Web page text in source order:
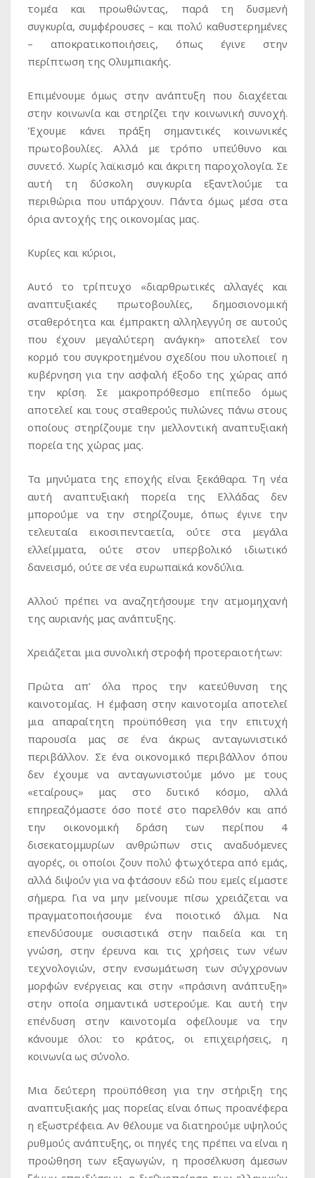
τομέα και προωθώντας, παρά τη δυσμενή
συγκυρία, συμφέρουσες – και πολύ καθυστερημένες
– αποκρατικοποιήσεις, όπως έγινε στην
περίπτωση της Ολυμπιακής.
Επιμένουμε όμως στην ανάπτυξη που διαχέεται
στην κοινωνία και στηρίζει την κοινωνική συνοχή.
Έχουμε κάνει πράξη σημαντικές κοινωνικές
πρωτοβουλίες. Αλλά με τρόπο υπεύθυνο και
συνετό. Χωρίς λαϊκισμό και άκριτη παροχολογία. Σε
αυτή τη δύσκολη συγκυρία εξαντλούμε τα
περιθώρια που υπάρχουν. Πάντα όμως μέσα στα
όρια αντοχής της οικονομίας μας.
Κυρίες και κύριοι,
Αυτό το τρίπτυχο «διαρθρωτικές αλλαγές και
αναπτυξιακές πρωτοβουλίες, δημοσιονομική
σταθερότητα και έμπρακτη αλληλεγγύη σε αυτούς
που έχουν μεγαλύτερη ανάγκη» αποτελεί τον
κορμό του συγκροτημένου σχεδίου που υλοποιεί η
κυβέρνηση για την ασφαλή έξοδο της χώρας από
την κρίση. Σε μακροπρόθεσμο επίπεδο όμως
αποτελεί και τους σταθερούς πυλώνες πάνω στους
οποίους στηρίζουμε την μελλοντική αναπτυξιακή
πορεία της χώρας μας.
Τα μηνύματα της εποχής είναι ξεκάθαρα. Τη νέα
αυτή αναπτυξιακή πορεία της Ελλάδας δεν
μπορούμε να την στηρίζουμε, όπως έγινε την
τελευταία εικοσιπενταετία, ούτε στα μεγάλα
ελλείμματα, ούτε στον υπερβολικό ιδιωτικό
δανεισμό, ούτε σε νέα ευρωπαϊκά κονδύλια.
Αλλού πρέπει να αναζητήσουμε την ατμομηχανή
της αυριανής μας ανάπτυξης.
Χρειάζεται μια συνολική στροφή προτεραιοτήτων:
Πρώτα απ’ όλα προς την κατεύθυνση της
καινοτομίας. Η έμφαση στην καινοτομία αποτελεί
μια απαραίτητη προϋπόθεση για την επιτυχή
παρουσία μας σε ένα άκρως ανταγωνιστικό
περιβάλλον. Σε ένα οικονομικό περιβάλλον όπου
δεν έχουμε να ανταγωνιστούμε μόνο με τους
«εταίρους» μας στο δυτικό κόσμο, αλλά
επηρεαζόμαστε όσο ποτέ στο παρελθόν και από
την οικονομική δράση των περίπου 4
δισεκατομμυρίων ανθρώπων στις αναδυόμενες
αγορές, οι οποίοι ζουν πολύ φτωχότερα από εμάς,
αλλά διψούν για να φτάσουν εδώ που εμείς είμαστε
σήμερα. Για να μην μείνουμε πίσω χρειάζεται να
πραγματοποιήσουμε ένα ποιοτικό άλμα. Να
επενδύσουμε ουσιαστικά στην παιδεία και τη
γνώση, στην έρευνα και τις χρήσεις των νέων
τεχνολογιών, στην ενσωμάτωση των σύγχρονων
μορφών ενέργειας και στην «πράσινη ανάπτυξη»
στην οποία σημαντικά υστερούμε. Και αυτή την
επένδυση στην καινοτομία οφείλουμε να την
κάνουμε όλοι: το κράτος, οι επιχειρήσεις, η
κοινωνία ως σύνολο.
Μια δεύτερη προϋπόθεση για την στήριξη της
αναπτυξιακής μας πορείας είναι όπως προανέφερα
η εξωστρέφεια. Αν θέλουμε να διατηρούμε υψηλούς
ρυθμούς ανάπτυξης, οι πηγές της πρέπει να είναι η
προώθηση των εξαγωγών, η προσέλκυση άμεσων